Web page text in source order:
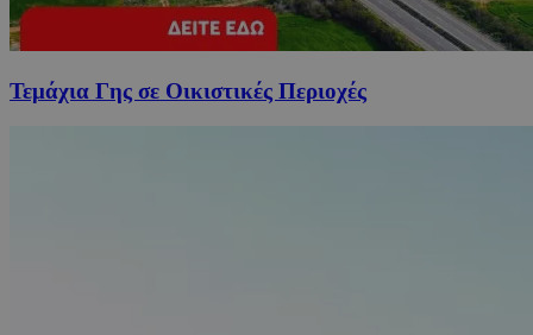
Τεμάχια Γης σε Οικιστικές Περιοχές